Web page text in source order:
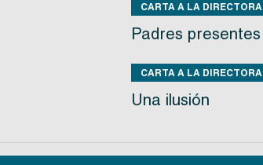
CARTA A LA DIRECTORA
Padres presentes
CARTA A LA DIRECTORA
Una ilusión